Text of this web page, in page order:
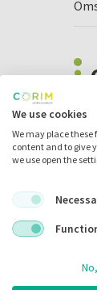
De
We use cookies
We may place these
content and to give
we use open the